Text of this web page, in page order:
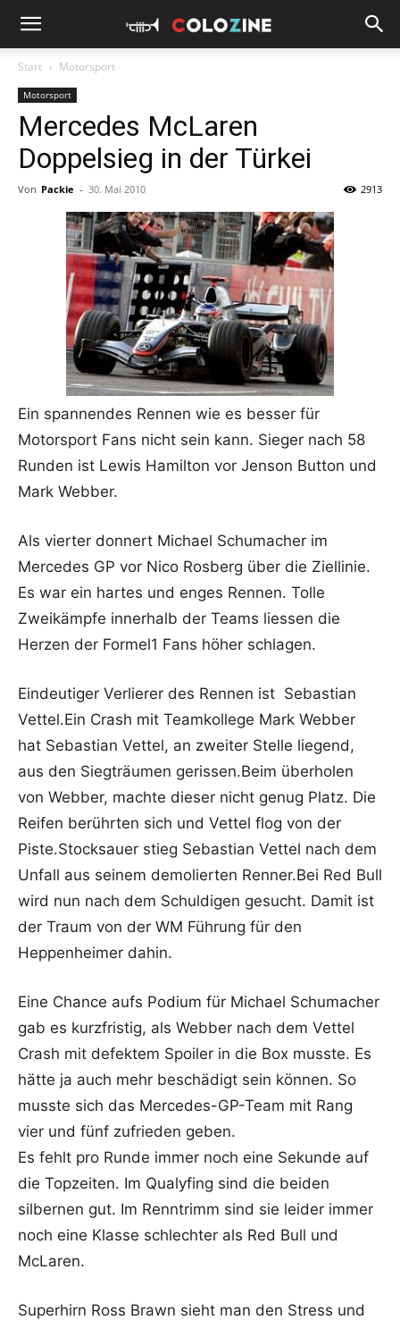
Start Motorsport
Motorsport
Mercedes McLaren
Doppelsieg in der Türkei
Von Packie - 30. Mai 2010 2913
Ein spannendes Rennen wie es besser für
Motorsport Fans nicht sein kann. Sieger nach 58
Runden ist Lewis Hamilton vor Jenson Button und
Mark Webber.
Als vierter donnert Michael Schumacher im
Mercedes GP vor Nico Rosberg über die Ziellinie.
Es war ein hartes und enges Rennen. Tolle
Zweikämpfe innerhalb der Teams liessen die
Herzen der Formel1 Fans höher schlagen.
Eindeutiger Verlierer des Rennen ist Sebastian
Vettel.Ein Crash mit Teamkollege Mark Webber
hat Sebastian Vettel, an zweiter Stelle liegend,
aus den Siegträumen gerissen.Beim überholen
von Webber, machte dieser nicht genug Platz. Die
Reifen berührten sich und Vettel flog von der
Piste.Stocksauer stieg Sebastian Vettel nach dem
Unfall aus seinem demolierten Renner.Bei Red Bull
wird nun nach dem Schuldigen gesucht. Damit ist
der Traum von der WM Führung für den
Heppenheimer dahin.
Eine Chance aufs Podium für Michael Schumacher
gab es kurzfristig, als Webber nach dem Vettel
Crash mit defektem Spoiler in die Box musste. Es
hätte ja auch mehr beschädigt sein können. So
musste sich das Mercedes-GP-Team mit Rang
vier und fünf zufrieden geben.
Es fehlt pro Runde immer noch eine Sekunde auf
die Topzeiten. Im Qualyfing sind die beiden
silbernen gut. Im Renntrimm sind sie leider immer
noch eine Klasse schlechter als Red Bull und
McLaren.
Superhirn Ross Brawn sieht man den Stress und